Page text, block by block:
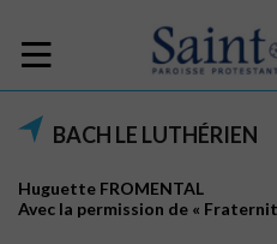
BACH LE LUTHÉRIEN
Huguette FROMENTAL
Avec la permission de «